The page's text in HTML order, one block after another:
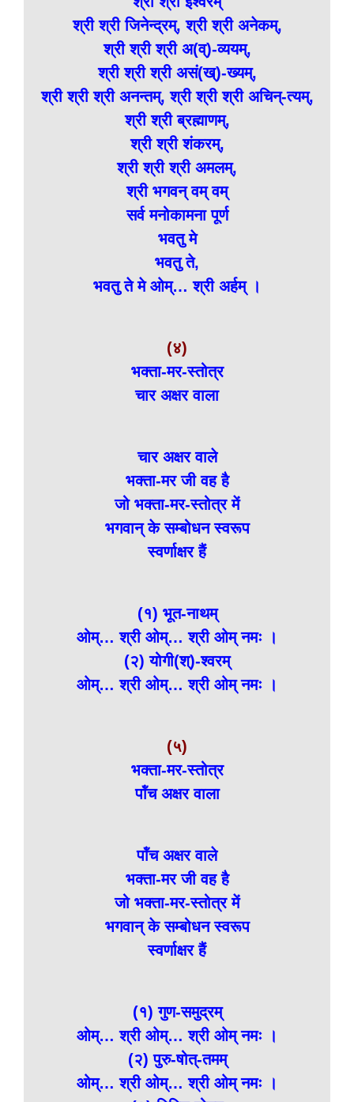
श्री श्री जिनेन्द्रम्, श्री श्री अनेकम्,
श्री श्री श्री अ(व्)-व्ययम्,
श्री श्री श्री असं(ख्)-ख्यम्,
श्री श्री श्री अनन्तम्, श्री श्री श्री अचिन्-त्यम्,
श्री श्री ब्रह्माणम्,
श्री श्री शंकरम्,
श्री श्री श्री अमलम्,
श्री भगवन् वम् वम्
सर्व मनोकामना पूर्ण
भवतु मे
भवतु ते,
भवतु ते मे ओम्… श्री अर्हम् ।
(४)
भक्ता-मर-स्तोत्र
चार अक्षर वाला
चार अक्षर वाले
भक्ता-मर जी वह है
जो भक्ता-मर-स्तोत्र में
भगवान् के सम्बोधन स्वरूप
स्वर्णाक्षर हैं
(१) भूत-नाथम्
ओम्… श्री ओम्… श्री ओम् नमः ।
(२) योगी(श्)-श्वरम्
ओम्… श्री ओम्… श्री ओम् नमः ।
(५)
भक्ता-मर-स्तोत्र
पॉंच अक्षर वाला
पॉंच अक्षर वाले
भक्ता-मर जी वह है
जो भक्ता-मर-स्तोत्र में
भगवान् के सम्बोधन स्वरूप
स्वर्णाक्षर हैं
(१) गुण-समुद्रम्
ओम्… श्री ओम्… श्री ओम् नमः ।
(२) पुरु-षोत्-तमम्
ओम्… श्री ओम्… श्री ओम् नमः ।